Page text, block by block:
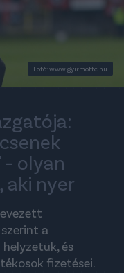
Fotó: www.gyirmotfc.hu
olyan
aki nyer
a
és
fizetései.